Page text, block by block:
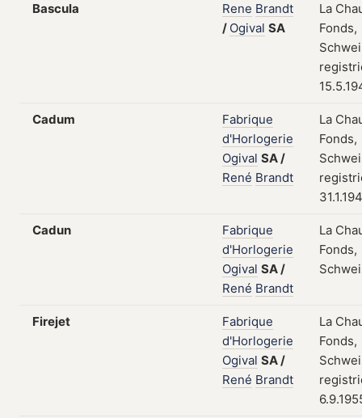
Bascula Rene Brandt
/ Ogival SA
La
Fonds,
Cadum
Fabrique
d'Horlogerie
Ogival SA/
René Brandt
La
Fonds,
Cadun
Fabrique
d'Horlogerie
Ogival SA/
René Brandt
La
Fonds,
Firejet
Fabrique
d'Horlogerie
Ogival SA/
René Brandt
La
Fonds,